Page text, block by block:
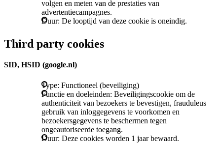
volgen en meten van de prestaties van
advertentiecampagnes.
Duur: De looptijd van deze cookie is oneindig.
Third party cookies
SID, HSID (google.nl)
Type: Functioneel (beveiliging)
Functie en doeleinden: Beveiligingscookie om de
authenticiteit van bezoekers te bevestigen, frauduleus
gebruik van inloggegevens te voorkomen en
bezoekersgegevens te beschermen tegen
ongeautoriseerde toegang.
Duur: Deze cookies worden 1 jaar bewaard.